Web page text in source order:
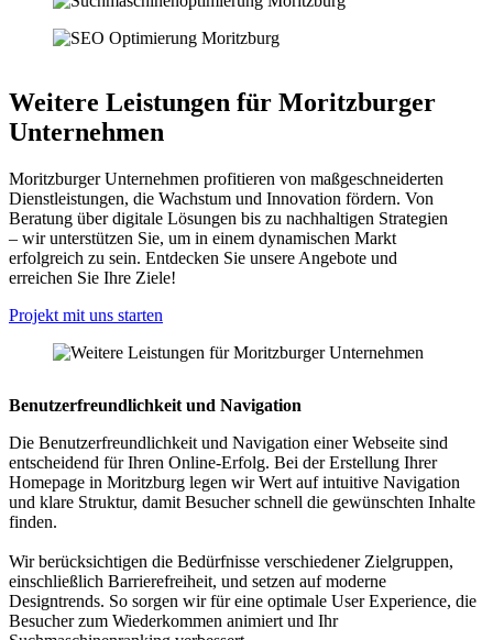
Weitere Leistungen für Moritzburger
Unternehmen
Moritzburger Unternehmen profitieren von maßgeschneiderten
Dienstleistungen, die Wachstum und Innovation fördern. Von
Beratung über digitale Lösungen bis zu nachhaltigen Strategien
– wir unterstützen Sie, um in einem dynamischen Markt
erfolgreich zu sein. Entdecken Sie unsere Angebote und
erreichen Sie Ihre Ziele!
Projekt mit uns starten
Benutzerfreundlichkeit und Navigation
Die Benutzerfreundlichkeit und Navigation einer Webseite sind
entscheidend für Ihren Online-Erfolg. Bei der Erstellung Ihrer
Homepage in Moritzburg legen wir Wert auf intuitive Navigation
und klare Struktur, damit Besucher schnell die gewünschten Inhalte
finden.
Wir berücksichtigen die Bedürfnisse verschiedener Zielgruppen,
einschließlich Barrierefreiheit, und setzen auf moderne
Designtrends. So sorgen wir für eine optimale User Experience, die
Besucher zum Wiederkommen animiert und Ihr